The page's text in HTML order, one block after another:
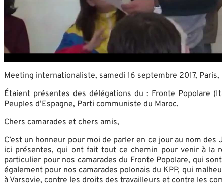
Meeting internationaliste, samedi 16 septembre 2017, Paris,
Étaient présentes des délégations du : Fronte Popolare
Peuples d’Espagne, Parti communiste du Maroc.
Chers camarades et chers amis,
C’est un honneur pour moi de parler en ce jour au nom
ici présentes, qui ont fait tout ce chemin pour venir à la
particulier pour nos camarades du Fronte Popolare, qui
également pour nos camarades polonais du KPP, qui
à Varsovie, contre les droits des travailleurs et contre les